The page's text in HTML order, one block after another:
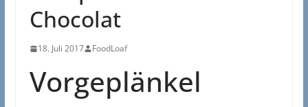
Chocolat
18. Juli 2017 FoodLoaf
Vorgeplänkel